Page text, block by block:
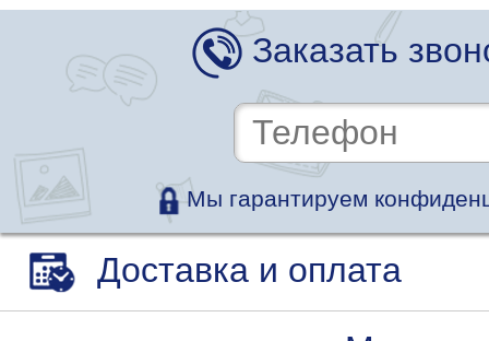
Заказать
Мы гарантируем
Доставка и оплата